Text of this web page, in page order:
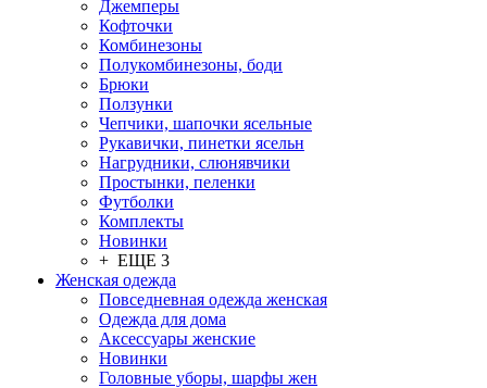
Джемперы
Кофточки
Комбинезоны
Полукомбинезоны, боди
Брюки
Ползунки
Чепчики, шапочки ясельные
Рукавички, пинетки ясельн
Нагрудники, слюнявчики
Простынки, пеленки
Футболки
Комплекты
Новинки
+ ЕЩЕ 3
Женская одежда
Повседневная одежда женская
Одежда для дома
Аксессуары женские
Новинки
Головные уборы, шарфы жен